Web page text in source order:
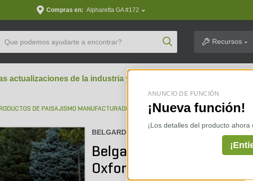
Compras en: Alpharetta GA #172
Product SearchRecursos
actualizaciones de la industria y perspectivas arancelarias ⇢
DE PAISAJISMO MANUFACTURADOS BLOQUES PARA MUROS
BELGARD :
Belgard Anchor FSW
Oxford (28.6 sq. ft./pallet)
ANUNCIO DE FUNCIÓN
¡Nueva función!
¡Los detalles del producto